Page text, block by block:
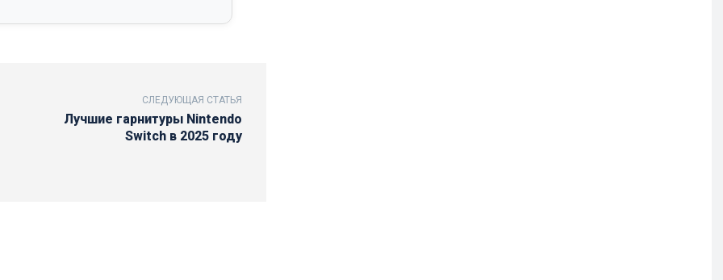
СЛЕДУЮЩАЯ СТАТЬЯ
Лучшие гарнитуры Nintendo
Switch в 2025 году